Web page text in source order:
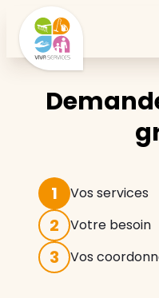
1 Vos services
2 Votre besoin
3 Vos